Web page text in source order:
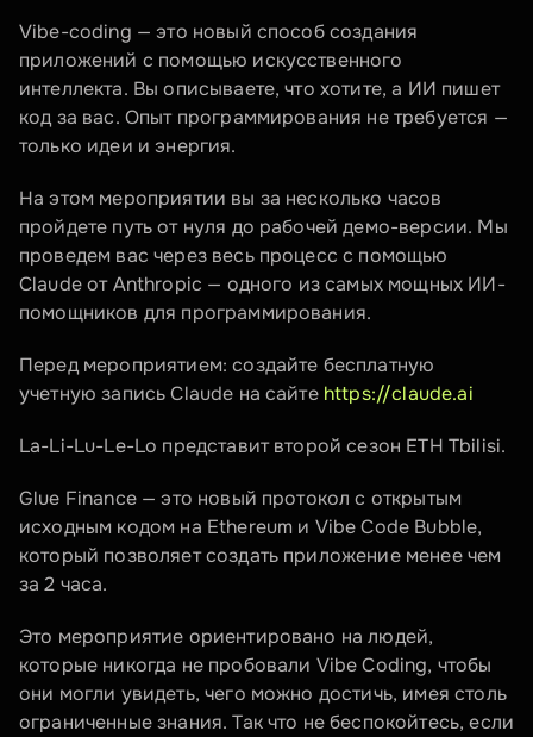
Vibe-coding — это новый способ создания
приложений с помощью искусственного
интеллекта. Вы описываете, что хотите, а ИИ пишет
код за вас. Опыт программирования не требуется —
только идеи и энергия.
На этом мероприятии вы за несколько часов
пройдете путь от нуля до рабочей демо-версии. Мы
проведем вас через весь процесс с помощью
Claude от Anthropic — одного из самых мощных ИИ-
помощников для программирования.
Перед мероприятием: создайте бесплатную
учетную запись Claude на сайте https://claude.ai
La-Li-Lu-Le-Lo представит второй сезон ETH Tbilisi.
Glue Finance — это новый протокол с открытым
исходным кодом на Ethereum и Vibe Code Bubble,
который позволяет создать приложение менее чем
за 2 часа.
Это мероприятие ориентировано на людей,
которые никогда не пробовали Vibe Coding, чтобы
они могли увидеть, чего можно достичь, имея столь
ограниченные знания. Так что не беспокойтесь, если